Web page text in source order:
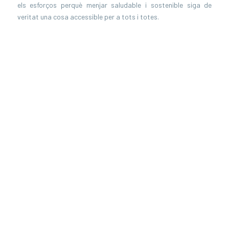
els esforços perquè menjar saludable i sostenible siga de
veritat una cosa accessible per a tots i totes.